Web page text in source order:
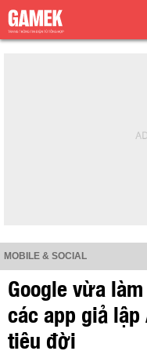
MOBILE & SOCIAL
Google vừa
các app giả
tiêu đời